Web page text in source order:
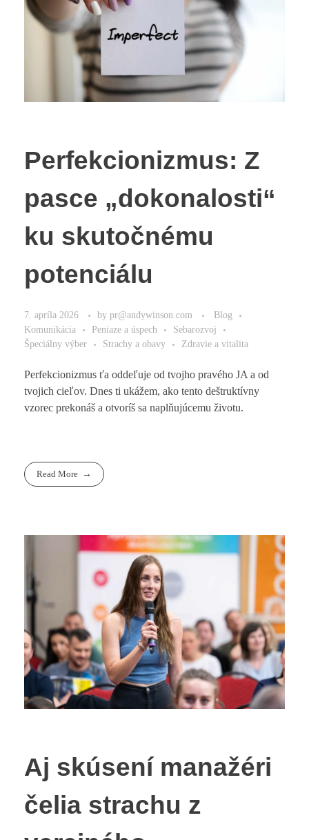
Perfekcionizmus: Z
pasce „dokonalosti“
ku skutočnému
potenciálu
7. apríla 2026 by pr@andywinson.com
Blog
Komunikácia
Peniaze a úspech
Sebarozvoj
Špeciálny výber
Strachy a obavy Zdravie a vitalita
Perfekcionizmus ťa oddeľuje od tvojho pravého JA a od
tvojich cieľov. Dnes ti ukážem, ako tento deštruktívny
vzorec prekonáš a otvoríš sa naplňujúcemu životu.
Read More
Aj skúsení manažéri
čelia strachu z